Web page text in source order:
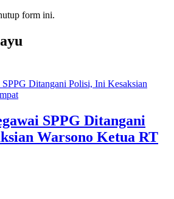
form ini.
SPPG Ditangani
Warsono Ketua RT